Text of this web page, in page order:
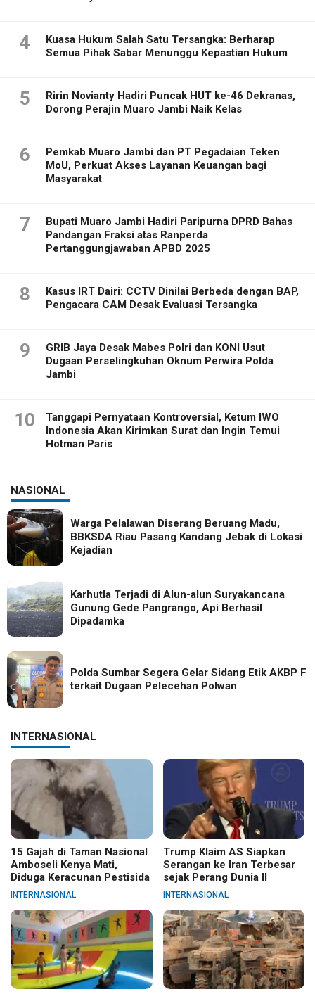
4
Kuasa Hukum Salah Satu Tersangka: Berharap
Semua Pihak Sabar Menunggu Kepastian Hukum
5
Ririn Novianty Hadiri Puncak HUT ke-46 Dekranas,
Dorong Perajin Muaro Jambi Naik Kelas
6
Pemkab Muaro Jambi dan PT Pegadaian Teken
MoU, Perkuat Akses Layanan Keuangan bagi
Masyarakat
7
Bupati Muaro Jambi Hadiri Paripurna DPRD Bahas
Pandangan Fraksi atas Ranperda
Pertanggungjawaban APBD 2025
8
Kasus IRT Dairi: CCTV Dinilai Berbeda dengan BAP,
Pengacara CAM Desak Evaluasi Tersangka
9
GRIB Jaya Desak Mabes Polri dan KONI Usut
Dugaan Perselingkuhan Oknum Perwira Polda
Jambi
10
Tanggapi Pernyataan Kontroversial, Ketum IWO
Indonesia Akan Kirimkan Surat dan Ingin Temui
Hotman Paris
NASIONAL
Warga Pelalawan Diserang Beruang Madu,
BBKSDA Riau Pasang Kandang Jebak di Lokasi
Kejadian
Karhutla Terjadi di Alun-alun Suryakancana
Gunung Gede Pangrango, Api Berhasil
Dipadamka
Polda Sumbar Segera Gelar Sidang Etik AKBP F
terkait Dugaan Pelecehan Polwan
INTERNASIONAL
15 Gajah di Taman Nasional
Amboseli Kenya Mati,
Diduga Keracunan Pestisida
INTERNASIONAL
Trump Klaim AS Siapkan
Serangan ke Iran Terbesar
sejak Perang Dunia II
INTERNASIONAL